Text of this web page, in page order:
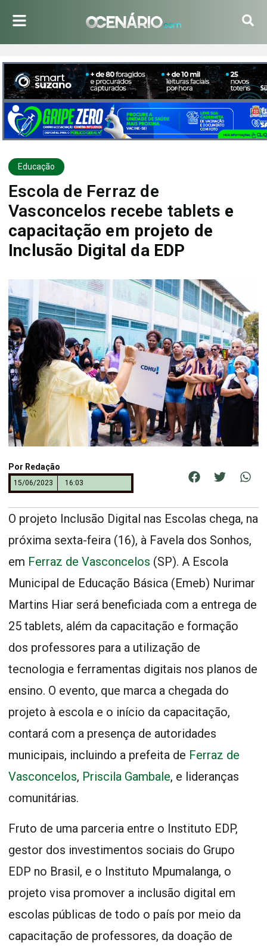
Educação
Escola de Ferraz de
Vasconcelos recebe tablets e
capacitação em projeto de
Inclusão Digital da EDP
Por Redação
15/06/2023 16:03
O projeto Inclusão Digital nas Escolas chega, na
próxima sexta-feira (16), à Favela dos Sonhos,
em Ferraz de Vasconcelos (SP). A Escola
Municipal de Educação Básica (Emeb) Nurimar
Martins Hiar será beneficiada com a entrega de
25 tablets, além da capacitação e formação
dos professores para a utilização de
tecnologia e ferramentas digitais nos planos de
ensino. O evento, que marca a chegada do
projeto à escola e o início da capacitação,
contará com a presença de autoridades
municipais, incluindo a prefeita de Ferraz de
Vasconcelos, Priscila Gambale, e lideranças
comunitárias.
Fruto de uma parceria entre o Instituto EDP,
gestor dos investimentos sociais do Grupo
EDP no Brasil, e o Instituto Mpumalanga, o
projeto visa promover a inclusão digital em
escolas públicas de todo o país por meio da
capacitação de professores, da doação de